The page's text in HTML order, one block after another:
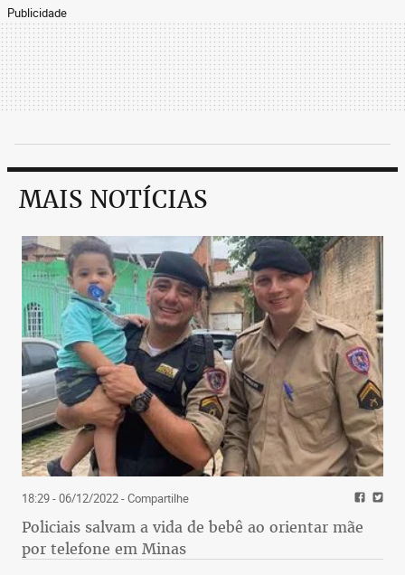
Publicidade
MAIS NOTÍCIAS
18:29 - 06/12/2022- Compartilhe
Policiais salvam a vida de bebê ao orientar mãe
por telefone em Minas